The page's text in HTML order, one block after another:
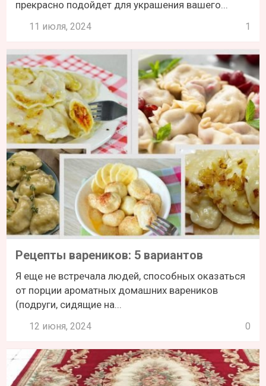
прекрасно подойдет для украшения вашего...
11 июля, 2024 1
Рецепты вареников: 5 вариантов
Я еще не встречала людей, способных оказаться
от порции ароматных домашних вареников
(подруги, сидящие на...
12 июня, 2024 0